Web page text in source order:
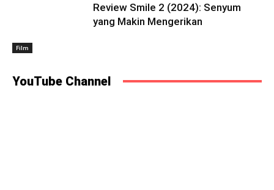
Film
Review Smile 2 (2024): Senyum
yang Makin Mengerikan
YouTube Channel